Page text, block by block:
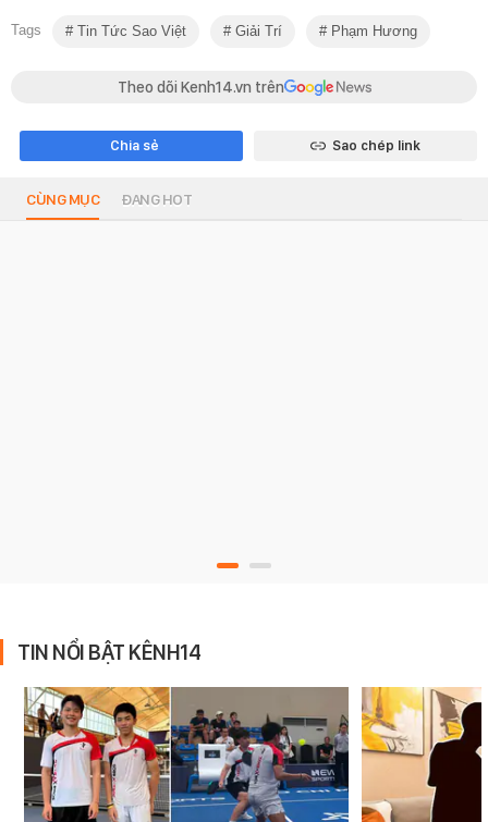
Tags Tin Tức Sao Việt Giải Trí Phạm Hương
Theo dõi Kenh14.vn trên
Chia sẻ Sao chép link
CÙNG MỤC ĐANG HOT
TIN NỔI BẬT KÊNH14